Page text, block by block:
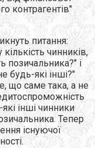
контрагентів"
питання:
чинників,
позичальника?" і
будь-які інші?"
що саме така, а не
інші чинники
Тепер
існуючої